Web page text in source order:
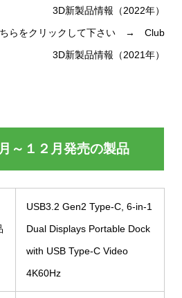
3D新製品情報（2022年）
ちらをクリックして下さい → Club
3D新製品情報（2021年）
～１２月発売の製品
USB3.2 Gen2 Type-C, 6-in-1
Dual Displays Portable Dock
with USB Type-C Video
4K60Hz